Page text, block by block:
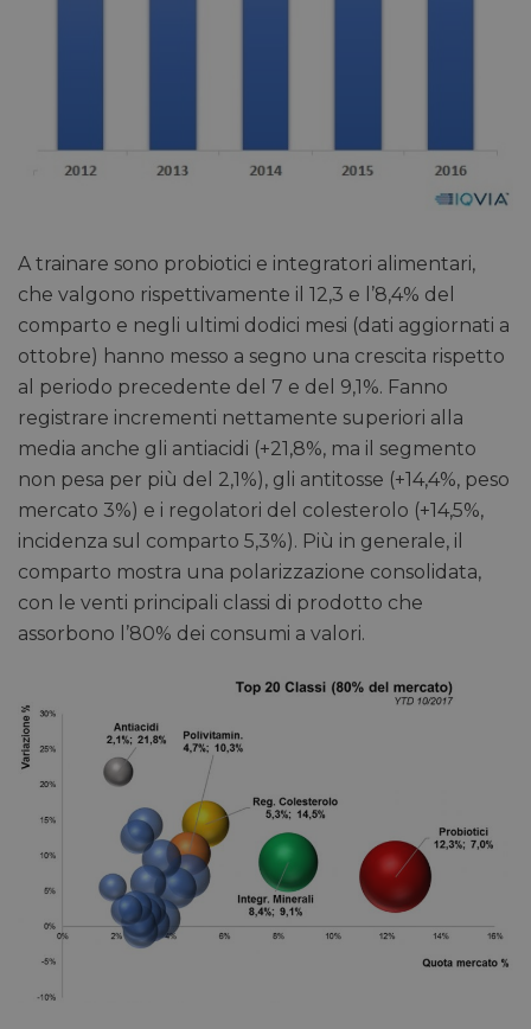
A trainare sono probiotici e integratori alimentari,
che valgono rispettivamente il 12,3 e l’8,4% del
comparto e negli ultimi dodici mesi (dati aggiornati a
ottobre) hanno messo a segno una crescita rispetto
al periodo precedente del 7 e del 9,1%. Fanno
registrare incrementi nettamente superiori alla
media anche gli antiacidi (+21,8%, ma il segmento
non pesa per più del 2,1%), gli antitosse (+14,4%, peso
mercato 3%) e i regolatori del colesterolo (+14,5%,
incidenza sul comparto 5,3%). Più in generale, il
comparto mostra una polarizzazione consolidata,
con le venti principali classi di prodotto che
assorbono l’80% dei consumi a valori.